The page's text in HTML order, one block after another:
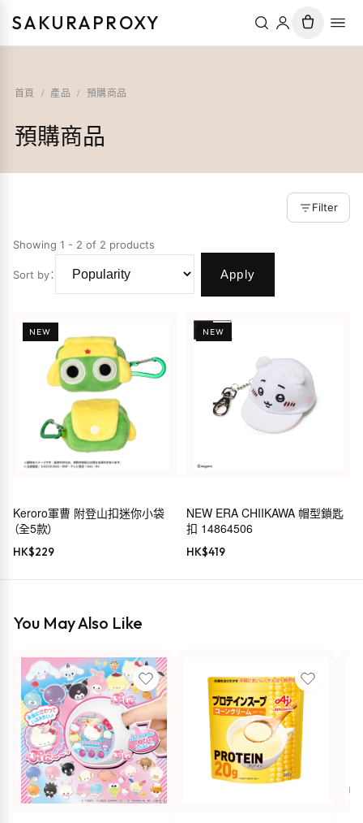
SAKURAPROXY
首頁 / 產品 / 預購商品
預購商品
Filter
Showing 1 - 2 of 2 products
Sort by： Apply
NEW
Keroro軍曹 附登山扣迷你小袋
（全5款）
HK$229
NEW
NEW ERA CHIIKAWA 帽型鎖匙
扣 14864506
HK$419
You May Also Like